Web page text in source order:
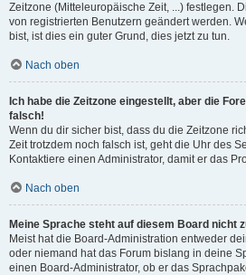
Zeitzone (Mitteleuropäische Zeit, ...) festlegen.
von registrierten Benutzern geändert werden.
bist, ist dies ein guter Grund, dies jetzt zu tun.
Nach oben
Ich habe die Zeitzone eingestellt, aber die
falsch!
Wenn du dir sicher bist, dass du die Zeitzone
Zeit trotzdem noch falsch ist, geht die Uhr des
Kontaktiere einen Administrator, damit er das
Nach oben
Meine Sprache steht auf diesem Board nicht
Meist hat die Board-Administration entweder
oder niemand hat das Forum bislang in deine
einen Board-Administrator, ob er das